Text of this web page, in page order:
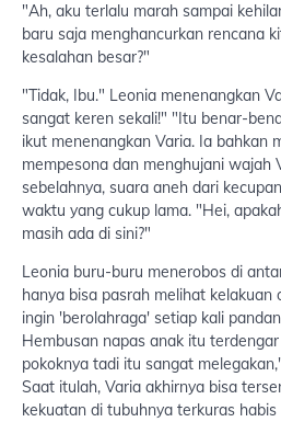
"Ah, aku terlalu marah sampai
baru saja menghancurkan rencana
kesalahan besar?"
"Tidak, Ibu." Leonia menenangkan
sangat keren sekali!" "Itu benar-
ikut menenangkan Varia. Ia bahkan
mempesona dan menghujani wajah
sebelahnya, suara aneh dari
waktu yang cukup lama. "Hei,
masih ada di sini?"
Leonia buru-buru menerobos di
hanya bisa pasrah melihat kelakuan
ingin 'berolahraga' setiap kali
Hembusan napas anak itu
pokoknya tadi itu sangat
Saat itulah, Varia akhirnya bisa
kekuatan di tubuhnya terkuras